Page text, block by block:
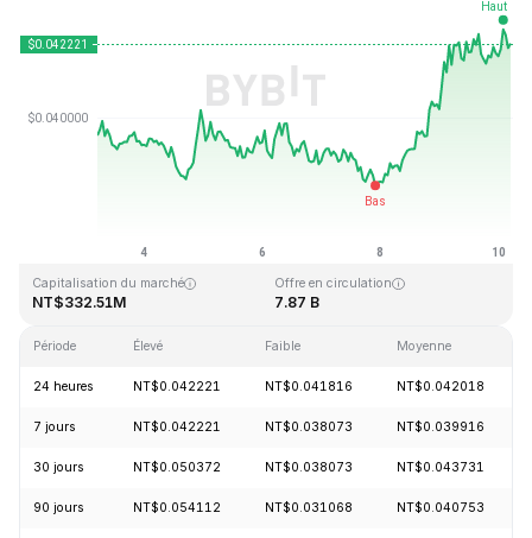
Capitalisation du marché
NT$332.51M
Offre en circulation
7.87 B
Période Élevé Faible Moyenne
24 heures NT$0.042221 NT$0.041816 NT$0.042018
7 jours NT$0.042221 NT$0.038073 NT$0.039916
30 jours NT$0.050372 NT$0.038073 NT$0.043731
90 jours NT$0.054112 NT$0.031068 NT$0.040753